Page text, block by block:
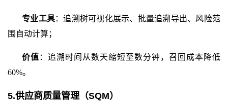
专业工具：追溯树可视化展示、批量追溯导出、风险范
围自动计算；
价值 ：追溯时间从数天缩短至数分钟，召回成本降低
60%。
5.供应商质量管理（SQM）